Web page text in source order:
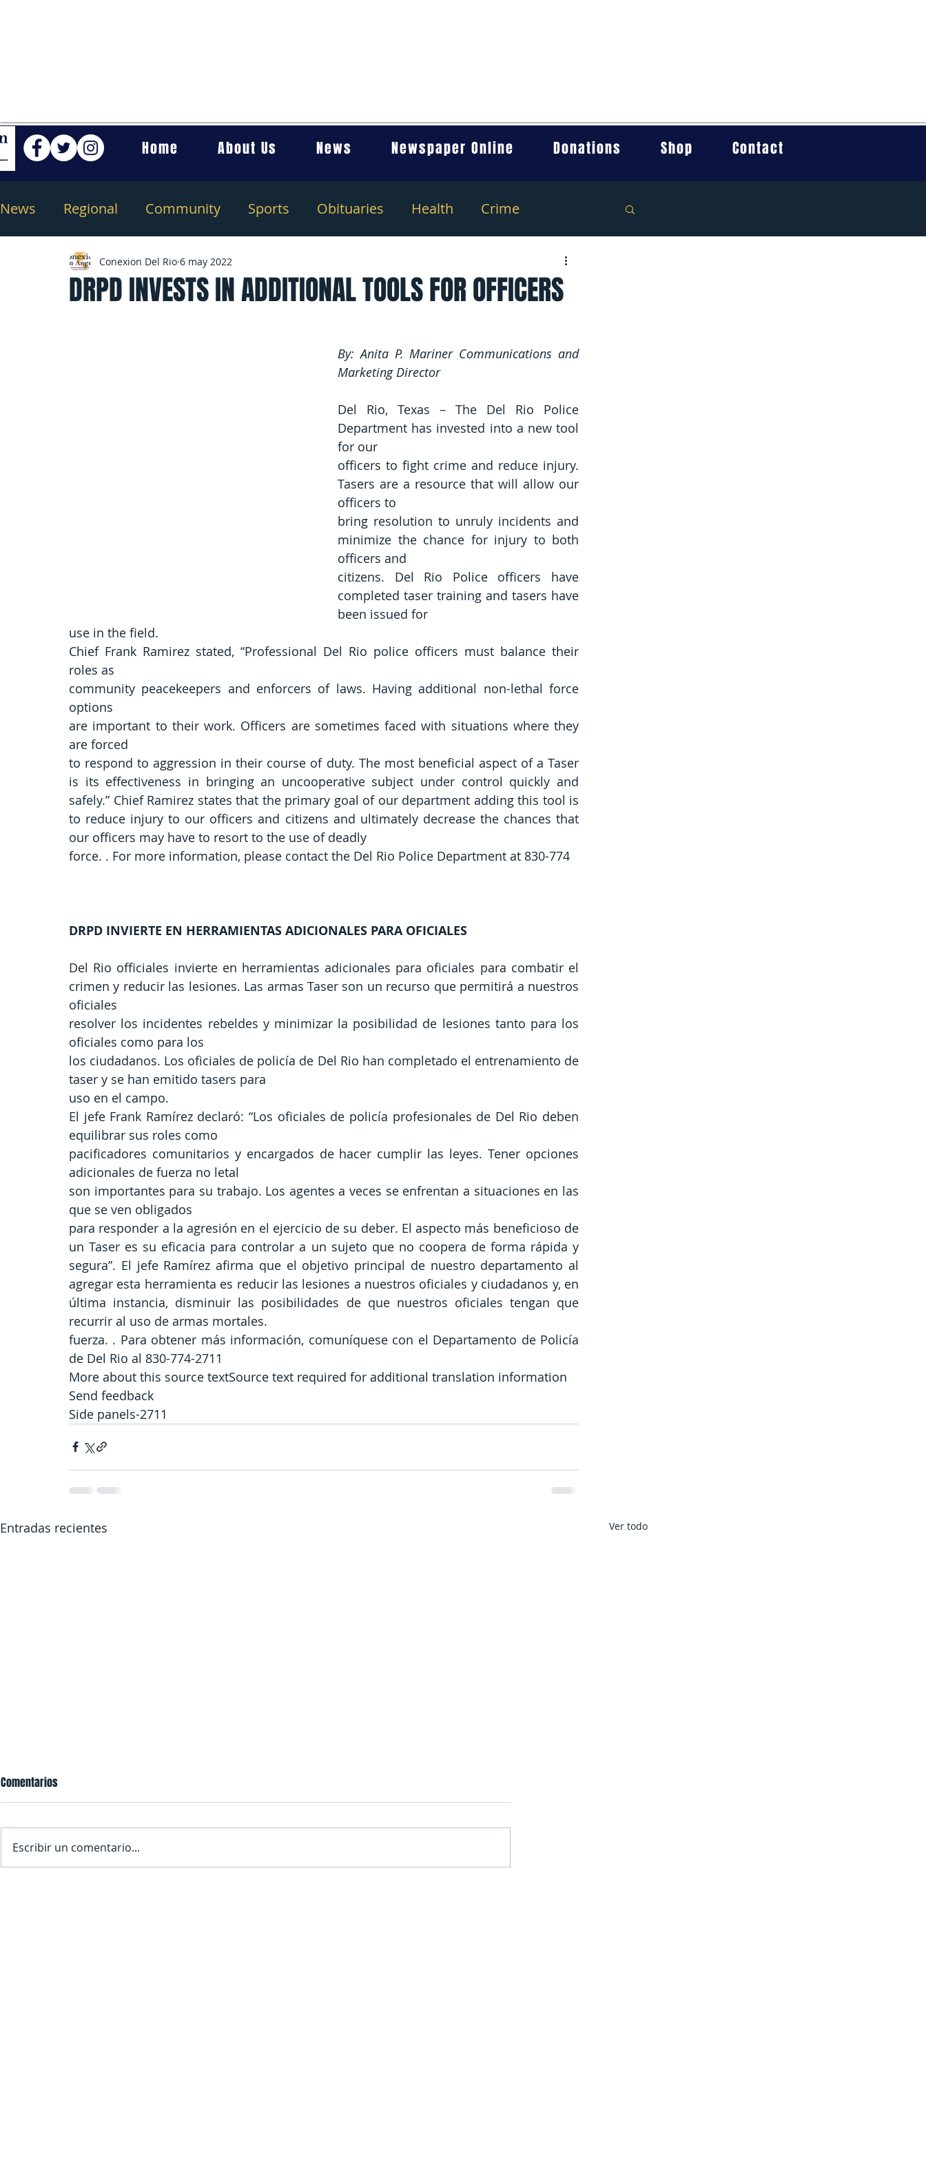
Home About Us News Newspaper Online Donations Shop Contact
News Regional Community Sports Obituaries Health Crime
DRPD INVESTS IN ADDITIONAL TOOLS FOR OFFICERS
Conexion Del Rio 6 may 2022
By: Anita P. Mariner Communications and
Marketing Director
Del Rio, Texas – The Del Rio Police
Department has invested into a new tool
for our
officers to fight crime and reduce injury.
Tasers are a resource that will allow our
officers to
bring resolution to unruly incidents and
minimize the chance for injury to both
officers and
citizens. Del Rio Police officers have
completed taser training and tasers have
been issued for
use in the field.
Chief Frank Ramirez stated, “Professional Del Rio police officers must balance their
roles as
community peacekeepers and enforcers of laws. Having additional non-lethal force
options
are important to their work. Officers are sometimes faced with situations where they
are forced
to respond to aggression in their course of duty. The most beneficial aspect of a Taser
is its effectiveness in bringing an uncooperative subject under control quickly and
safely.” Chief Ramirez states that the primary goal of our department adding this tool is
to reduce injury to our officers and citizens and ultimately decrease the chances that
our officers may have to resort to the use of deadly
force. . For more information, please contact the Del Rio Police Department at 830-774
DRPD INVIERTE EN HERRAMIENTAS ADICIONALES PARA OFICIALES
Del Rio officiales invierte en herramientas adicionales para oficiales para combatir el
crimen y reducir las lesiones. Las armas Taser son un recurso que permitirá a nuestros
oficiales
resolver los incidentes rebeldes y minimizar la posibilidad de lesiones tanto para los
oficiales como para los
los ciudadanos. Los oficiales de policía de Del Rio han completado el entrenamiento de
taser y se han emitido tasers para
uso en el campo.
El jefe Frank Ramírez declaró: “Los oficiales de policía profesionales de Del Rio deben
equilibrar sus roles como
pacificadores comunitarios y encargados de hacer cumplir las leyes. Tener opciones
adicionales de fuerza no letal
son importantes para su trabajo. Los agentes a veces se enfrentan a situaciones en las
que se ven obligados
para responder a la agresión en el ejercicio de su deber. El aspecto más beneficioso de
un Taser es su eficacia para controlar a un sujeto que no coopera de forma rápida y
segura”. El jefe Ramírez afirma que el objetivo principal de nuestro departamento al
agregar esta herramienta es reducir las lesiones a nuestros oficiales y ciudadanos y, en
última instancia, disminuir las posibilidades de que nuestros oficiales tengan que
recurrir al uso de armas mortales.
fuerza. . Para obtener más información, comuníquese con el Departamento de Policía
de Del Rio al 830-774-2711
More about this source textSource text required for additional translation information
Send feedback
Side panels-2711
Entradas recientes Ver todo
This Friday, August 23rd, as
Comentarios
Escribir un comentario...